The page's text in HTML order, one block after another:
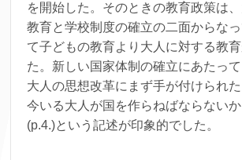
を開始した。そのときの教育政策は
教育と学校制度の確立の二面からな
て子どもの教育より大人に対する教
た。新しい国家体制の確立にあたっ
大人の思想改革にまず手が付けられた
今いる大人が国を作らねばならないか
(p.4.)という記述が印象的でした。